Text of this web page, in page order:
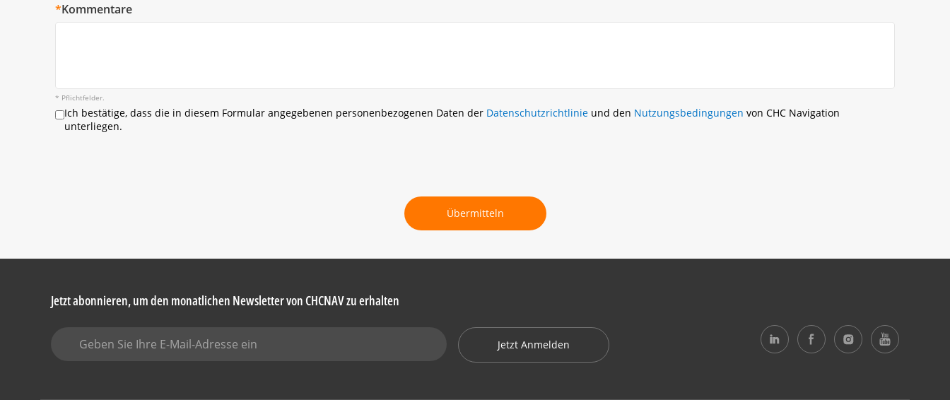
*Kommentare
* Pflichtfelder.
Ich bestätige, dass die in diesem Formular angegebenen personenbezogenen Daten der Datenschutzrichtlinie und den Nutzungsbedingungen von CHC Navigation
unterliegen.
Übermitteln
Jetzt abonnieren, um den monatlichen Newsletter von CHCNAV zu erhalten
Jetzt Anmelden